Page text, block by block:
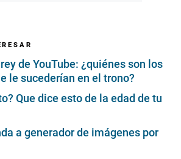
de YouTube: ¿quiénes son los
le sucederían en el trono?
Que dice esto de la edad de tu
a generador de imágenes por